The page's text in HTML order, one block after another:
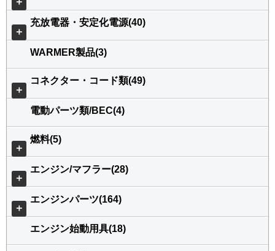
＋
充放電器・安定化電源(40)
WARMER製品(3)
＋
コネクター・コード類(49)
電動パーツ類/BEC(4)
＋
燃料(5)
＋
エンジン/マフラー(28)
＋
エンジンパーツ(164)
エンジン始動用具(18)